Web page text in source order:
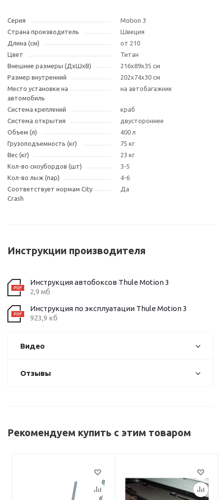
Серия
Motion 3
Страна производитель
Швеция
Длина (см)
от 210
Цвет
Титан
Внешние размеры (ДxШxВ)
216х89х35 см
Размер внутренний
202х74х30 см
Место установки на
автомобиль
на автобагажник
Система креплений
краб
Система открытия
двустороннее
Объем (л)
400 л
Грузоподъемность (кг)
75 кг
Вес (кг)
23 кг
Кол-во сноубордов (шт)
3-5
Кол-во лыж (пар)
4-6
Соответствует нормам City
Crash
Да
Инструкции производителя
Инструкция автобоксов Thule Motion 3
2,9 мб
Инструкция по эксплуатации Thule Motion 3
923,9 кб
Видео
Отзывы
Рекомендуем купить с этим товаром